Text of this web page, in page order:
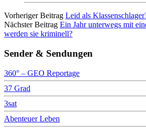
Vorheriger Beitrag Leid als
Nächster Beitrag Ein Jahr unterwegs mit
werden sie kriminell?
Sender & Sendungen
360° – GEO Reportage
37 Grad
3sat
Abenteuer Leben